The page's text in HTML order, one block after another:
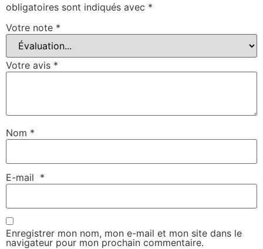
obligatoires sont indiqués avec *
Votre note *
Votre avis *
Nom *
E-mail *
Enregistrer mon nom, mon e-mail et mon site dans le
navigateur pour mon prochain commentaire.